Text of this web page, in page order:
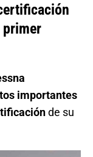
primer
importantes
de su